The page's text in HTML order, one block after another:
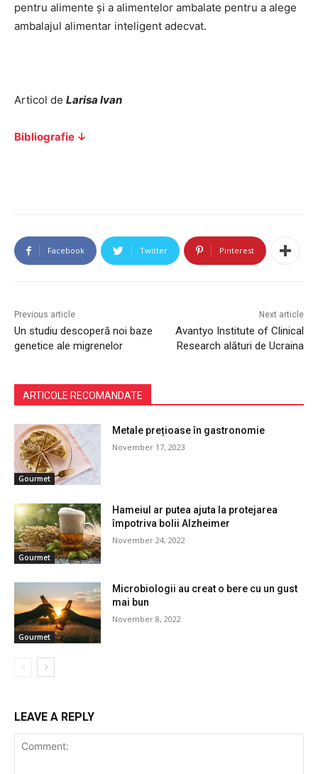
pentru alimente și a alimentelor ambalate pentru a alege
ambalajul alimentar inteligent adecvat.
Articol de Larisa Ivan
Bibliografie ↓
Facebook Twitter Pinterest
Previous article
Un studiu descoperă noi baze
genetice ale migrenelor
Next article
Avantyo Institute of Clinical
Research alături de Ucraina
ARTICOLE RECOMANDATE
Gourmet
Metale prețioase în gastronomie
November 17, 2023
Gourmet
Hameiul ar putea ajuta la protejarea
împotriva bolii Alzheimer
November 24, 2022
Gourmet
Microbiologii au creat o bere cu un gust
mai bun
November 8, 2022
LEAVE A REPLY